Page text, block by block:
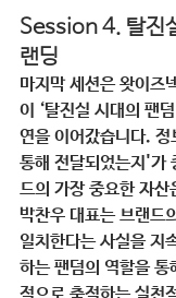
Session 4. 탈진
랜딩
마지막 세션은 왓이즈
이 ‘탈진실 시대의 팬
연을 이어갔습니다.
통해 전달되었는지'가
드의 가장 중요한 자
박찬우 대표는 브랜드
일치한다는 사실을 지
하는 팬덤의 역할을 통